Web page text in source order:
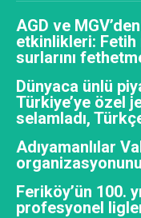
AGD ve
etkinlikleri: Fetih
surlarını
Dünyaca ünlü
Türkiye’ye özel
selamladı,
Adıyamanlılar
Feriköy’ün 100.
profesyonel